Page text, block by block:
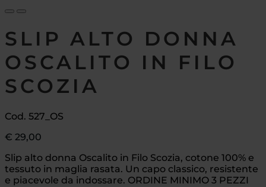
SLIP ALTO DONNA
OSCALITO IN FILO
SCOZIA
Cod. 527_OS
€ 29,00
Slip alto donna Oscalito in Filo Scozia, cotone 100% e
tessuto in maglia rasata. Un capo classico, resistente
e piacevole da indossare. ORDINE MINIMO 3 PEZZI